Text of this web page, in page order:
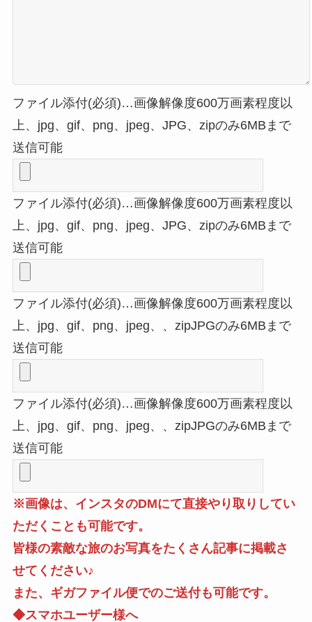
ファイル添付(必須)…画像解像度600万画素程度以
上、jpg、gif、png、jpeg、JPG、zipのみ6MBまで
送信可能
ファイル添付(必須)…画像解像度600万画素程度以
上、jpg、gif、png、jpeg、JPG、zipのみ6MBまで
送信可能
ファイル添付(必須)…画像解像度600万画素程度以
上、jpg、gif、png、jpeg、、zipJPGのみ6MBまで
送信可能
ファイル添付(必須)…画像解像度600万画素程度以
上、jpg、gif、png、jpeg、、zipJPGのみ6MBまで
送信可能
※画像は、インスタのDMにて直接やり取りしてい
ただくことも可能です。
皆様の素敵な旅のお写真をたくさん記事に掲載さ
せてください♪
また、ギガファイル便でのご送付も可能です。
◆スマホユーザー様へ